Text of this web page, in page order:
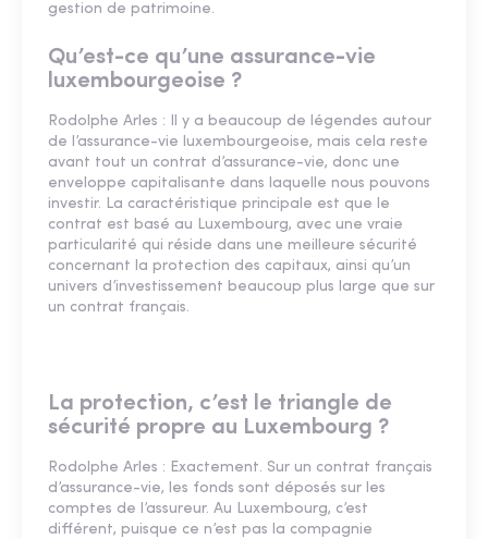
gestion de patrimoine.
Qu’est-ce qu’une assurance-vie
luxembourgeoise ?
Rodolphe Arles : Il y a beaucoup de légendes autour
de l’assurance-vie luxembourgeoise, mais cela reste
avant tout un contrat d’assurance-vie, donc une
enveloppe capitalisante dans laquelle nous pouvons
investir. La caractéristique principale est que le
contrat est basé au Luxembourg, avec une vraie
particularité qui réside dans une meilleure sécurité
concernant la protection des capitaux, ainsi qu’un
univers d’investissement beaucoup plus large que sur
un contrat français.
La protection, c’est le triangle de
sécurité propre au Luxembourg ?
Rodolphe Arles : Exactement. Sur un contrat français
d’assurance-vie, les fonds sont déposés sur les
comptes de l’assureur. Au Luxembourg, c’est
différent, puisque ce n’est pas la compagnie